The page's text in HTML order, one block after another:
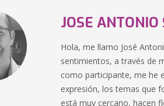
JOSE ANTONIO
Hola, me llamo José
sentimientos, a través de
como participante, me he
expresión, los temas que
está muy cercano, hacen